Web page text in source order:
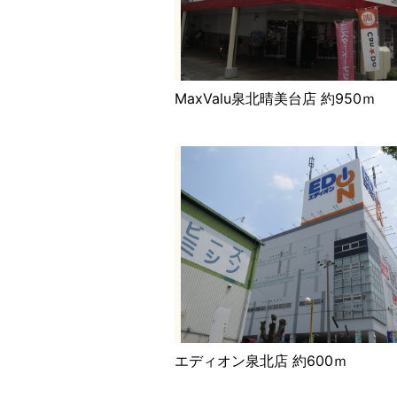
MaxValu泉北晴美台店 約950ｍ
エディオン泉北店 約600ｍ